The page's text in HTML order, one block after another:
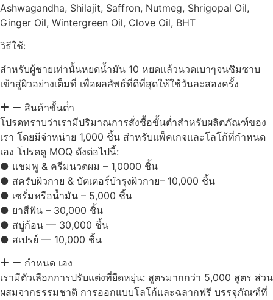
Ashwagandha, Shilajit, Saffron, Nutmeg, Shrigopal Oil,
Ginger Oil, Wintergreen Oil, Clove Oil, BHT
วิธีใช้:
สำหรับผู้ชายเท่านั้นหยดน้ำมัน 10 หยดแล้วนวดเบาๆจนซึมซาบ
เข้าสู่ผิวอย่างเต็มที่ เพื่อผลลัพธ์ที่ดีที่สุดให้ใช้วันละสองครั้ง
สินค้าขั้นต่ํา
โปรดทราบว่าเรามีปริมาณการสั่งซื้อขั้นต่ำสำหรับผลิตภัณฑ์ของ
เรา โดยมีจำหน่าย 1,000 ชิ้น สำหรับแพ็คเกจและโลโก้ที่กำหนด
เอง โปรดดู MOQ ดังต่อไปนี้:
● แชมพู & ครีมนวดผม – 1,0000 ชิ้น
● สครับผิวกาย & บัตเตอร์บำรุงผิวกาย– 10,000 ชิ้น
● เซรั่มหรือน้ำมัน – 5,000 ชิ้น
● ยาสีฟัน – 30,000 ชิ้น
● สบู่ก้อน — 30,000 ชิ้น
● สเปรย์ — 10,000 ชิ้น
กำหนด เอง
เรามีตัวเลือกการปรับแต่งที่ยืดหยุ่น: สูตรมากกว่า 5,000 สูตร ส่วน
ผสมจากธรรมชาติ การออกแบบโลโก้และฉลากฟรี บรรจุภัณฑ์ที่